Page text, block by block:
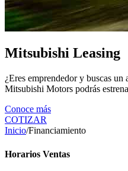
Mitsubishi Leasing
¿Eres emprendedor y buscas
Mitsubishi Motors podrás
Conoce más
COTIZAR
Inicio/Financiamiento
Horarios Ventas